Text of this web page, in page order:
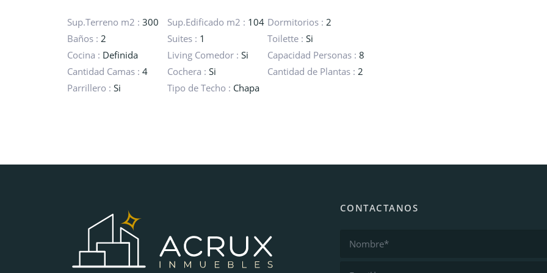
Sup.Terreno m2 : 300 Sup.Edificado m2 : 104 Dormitorios :2
Baños : 2 Suites : 1 Toilette :Si
Cocina : Definida Living Comedor :Si Capacidad Personas :8
Cantidad Camas : 4 Cochera :Si Cantidad de Plantas :2
Parrillero : Si Tipo de Techo : Chapa
CONTACTANOS